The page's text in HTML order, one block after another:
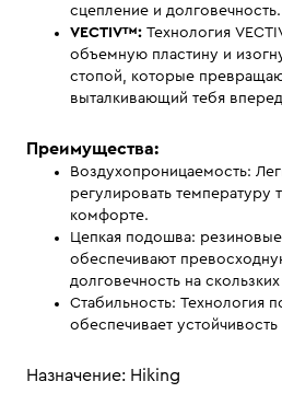
сцепление и долговечность.
VECTIV™: Технология
объемную пластину и
стопой, которые
выталкивающий тебя
Преимущества:
Воздухопроницаемость:
регулировать температуру
комфорте.
Цепкая подошва:
обеспечивают
долговечность на
Стабильность: Технология
обеспечивает
Назначение: Hiking